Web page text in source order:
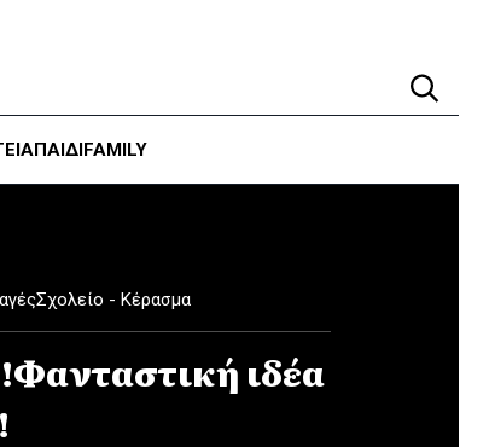
ΠΑΙΔΙFAMILY
Σχολείο - Κέρασμα
ιδέα